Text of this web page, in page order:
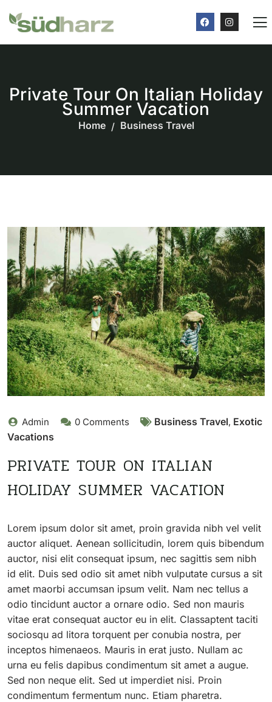
Private Tour On Italian Holiday
Summer Vacation
Home Business Travel
Admin 0 Comments Business Travel, Exotic
Vacations
PRIVATE TOUR ON ITALIAN
HOLIDAY SUMMER VACATION
Lorem ipsum dolor sit amet, proin gravida nibh vel velit
auctor aliquet. Aenean sollicitudin, lorem quis bibendum
auctor, nisi elit consequat ipsum, nec sagittis sem nibh
id elit. Duis sed odio sit amet nibh vulputate cursus a sit
amet maorbi accumsan ipsum velit. Nam nec tellus a
odio tincidunt auctor a ornare odio. Sed non mauris
vitae erat consequat auctor eu in elit. Classaptent taciti
sociosqu ad litora torquent per conubia nostra, per
inceptos himenaeos. Mauris in erat justo. Nullam ac
urna eu felis dapibus condimentum sit amet a augue.
Sed non neque elit. Sed ut imperdiet nisi. Proin
condimentum fermentum nunc. Etiam pharetra.